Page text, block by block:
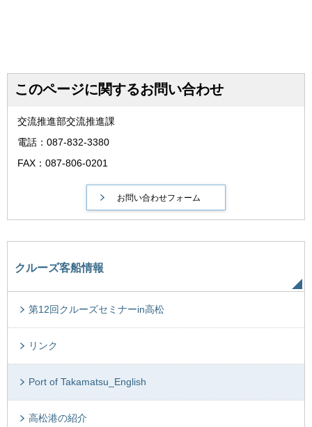
このページに関するお問い合わせ
交流推進部交流推進課
電話：087-832-3380
FAX：087-806-0201
クルーズ客船情報
第12回クルーズセミナーin高松
リンク
Port of Takamatsu_English
高松港の紹介